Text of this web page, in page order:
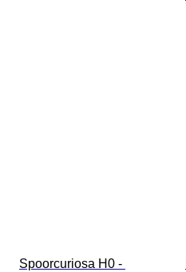
Spoorcuriosa H0 -